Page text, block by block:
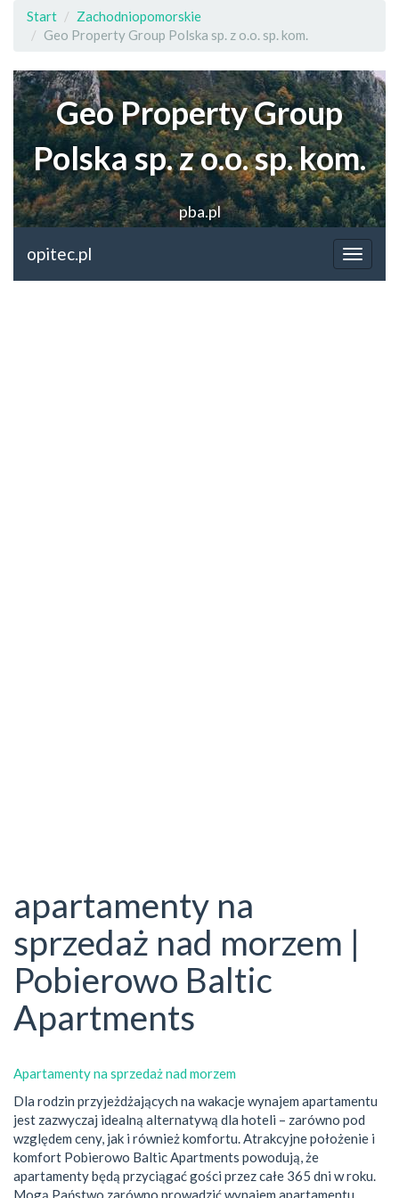
Start
Zachodniopomorskie
Geo Property Group Polska sp. z o.o. sp. kom.
Geo Property Group
Polska sp. z o.o. sp. kom.
pba.pl
opitec.pl
apartamenty na
sprzedaż nad morzem |
Pobierowo Baltic
Apartments
Apartamenty na sprzedaż nad morzem
Dla rodzin przyjeżdżających na wakacje wynajem apartamentu
jest zazwyczaj idealną alternatywą dla hoteli – zarówno pod
względem ceny, jak i również komfortu. Atrakcyjne położenie i
komfort Pobierowo Baltic Apartments powodują, że
apartamenty będą przyciągać gości przez całe 365 dni w roku.
Mogą Państwo zarówno prowadzić wynajem apartamentu